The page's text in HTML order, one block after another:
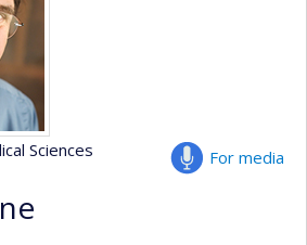
For media
Sciences